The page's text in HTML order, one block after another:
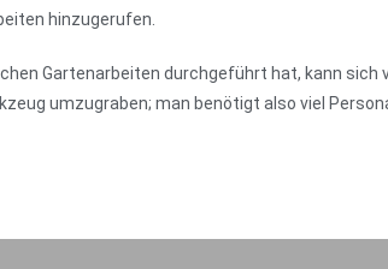
hinzugerufen.
Gartenarbeiten durchgeführt hat, kann
umzugraben; man benötigt also viel